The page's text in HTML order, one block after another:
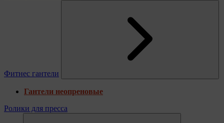
Фитнес гантели
Гантели неопреновые
Ролики для пресса